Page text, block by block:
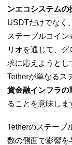
ンエコシステムの
USDTだけでなく
ステーブルコイ
リオを通じて、
求に応えようとし
Tetherが単なるス
貨金融インフラの
ることを意味しま
Tetherのステーブ
数の側面で影響を